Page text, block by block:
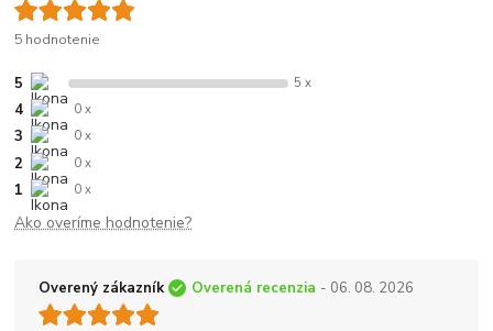
5 hodnotenie
5 5 x
4 0 x
3 0 x
2 0 x
1 0 x
Ako overíme hodnotenie?
Overený zákazník Overená recenzia - 06. 08. 2026